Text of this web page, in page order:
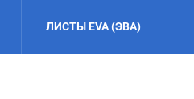
ЛИСТЫ EVA (ЭВА)